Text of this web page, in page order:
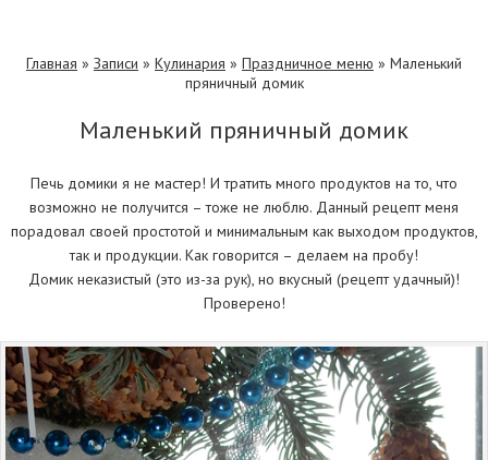
Главная » Записи » Кулинария » Праздничное меню » Маленький
пряничный домик
Маленький пряничный домик
Печь домики я не мастер! И тратить много продуктов на то, что
возможно не получится – тоже не люблю. Данный рецепт меня
порадовал своей простотой и минимальным как выходом продуктов,
так и продукции. Как говорится – делаем на пробу!
Домик неказистый (это из-за рук), но вкусный (рецепт удачный)!
Проверено!